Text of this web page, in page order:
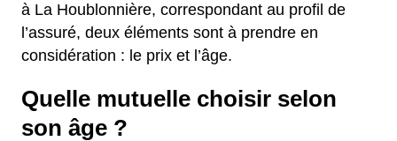
à La Houblonnière, correspondant au profil de
l’assuré, deux éléments sont à prendre en
considération : le prix et l’âge.
Quelle mutuelle choisir selon
son âge ?